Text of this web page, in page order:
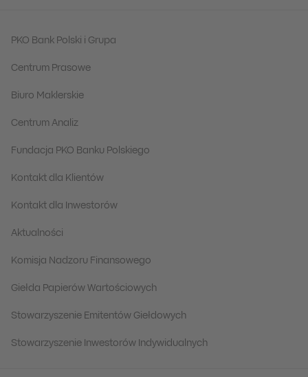
PKO Bank Polski i Grupa
Centrum Prasowe
Biuro Maklerskie
Centrum Analiz
Fundacja PKO Banku Polskiego
Kontakt dla Klientów
Kontakt dla Inwestorów
Aktualności
Komisja Nadzoru Finansowego
Giełda Papierów Wartościowych
Stowarzyszenie Emitentów Giełdowych
Stowarzyszenie Inwestorów Indywidualnych